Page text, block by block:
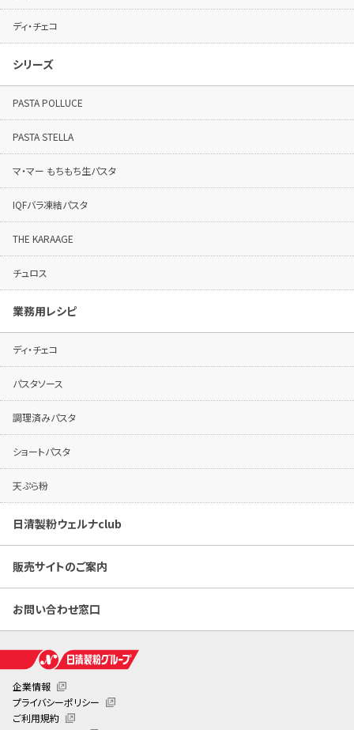
ディ・チェコ
シリーズ
PASTA POLLUCE
PASTA STELLA
マ・マー もちもち生パスタ
IQFバラ凍結パスタ
THE KARAAGE
チュロス
業務用レシピ
ディ・チェコ
パスタソース
調理済みパスタ
ショートパスタ
天ぷら粉
日清製粉ウェルナclub
販売サイトのご案内
お問い合わせ窓口
企業情報
プライバシーポリシー
ご利用規約